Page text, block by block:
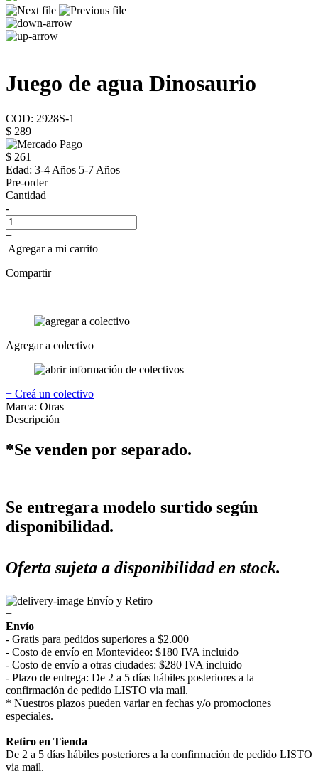
Juego de agua Dinosaurio
COD: 2928S-1
$ 289
$ 261
Edad: 3-4 Años 5-7 Años
Pre-order
Cantidad
-
+
Agregar a mi carrito
Compartir
Agregar a colectivo
+ Creá un colectivo
Marca: Otras
Descripción
*Se venden por separado.
Se entregara modelo surtido según
disponibilidad.
Oferta sujeta a disponibilidad en stock.
Envío y Retiro
+
Envío
- Gratis para pedidos superiores a $2.000
- Costo de envío en Montevideo: $180 IVA incluido
- Costo de envío a otras ciudades: $280 IVA incluido
- Plazo de entrega: De 2 a 5 días hábiles posteriores a la
confirmación de pedido LISTO via mail.
* Nuestros plazos pueden variar en fechas y/o promociones
especiales.
Retiro en Tienda
De 2 a 5 días hábiles posteriores a la confirmación de pedido LISTO
via mail.